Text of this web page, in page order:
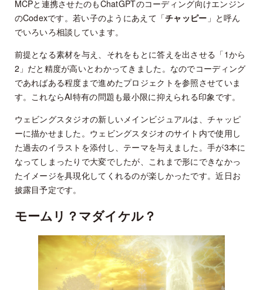
MCPと連携させたのもChatGPTのコーディング向けエンジン
のCodexです。若い子のようにあえて「チャッピー 」と呼ん
でいろいろ相談しています。
前提となる素材を与え、それをもとに答えを出させる「1から
2」だと精度が高いとわかってきました。なのでコーディング
であればある程度まで進めたプロジェクトを参照させていま
す。これならAI特有の問題も最小限に抑えられる印象です。
ウェビングスタジオの新しいメインビジュアルは、チャッピ
ーに描かせました。ウェビングスタジオのサイト内で使用し
た過去のイラストを添付し、テーマを与えました。手が3本に
なってしまったりで大変でしたが、これまで形にできなかっ
たイメージを具現化してくれるのが楽しかったです。近日お
披露目予定です。
モームリ？マダイケル？